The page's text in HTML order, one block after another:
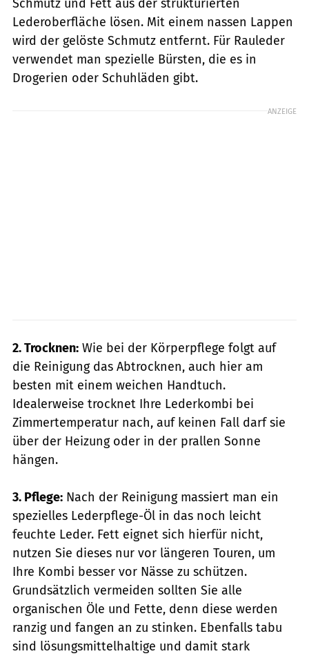
Schmutz und Fett aus der strukturierten
Lederoberfläche lösen. Mit einem nassen Lappen
wird der gelöste Schmutz entfernt. Für Rauleder
verwendet man spezielle Bürsten, die es in
Drogerien oder Schuhläden gibt.
ANZEIGE
2. Trocknen: Wie bei der Körperpflege folgt auf
die Reinigung das Abtrocknen, auch hier am
besten mit einem weichen Handtuch.
Idealerweise trocknet Ihre ­Lederkombi bei
Zimmertemperatur nach, auf keinen Fall darf sie
über der Heizung oder in der prallen Sonne
hängen.
3. Pflege: Nach der Reinigung massiert man ein
spezielles Lederpflege-Öl in das noch leicht
feuchte Leder. Fett eignet sich hierfür nicht,
nutzen Sie dieses nur vor längeren Touren, um
Ihre Kombi besser vor Nässe zu schützen.
Grundsätzlich vermeiden sollten Sie alle
organischen Öle und Fette, denn diese werden
ranzig und fangen an zu stinken. Ebenfalls tabu
sind lösungsmittelhaltige und damit stark